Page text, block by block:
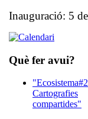
Inauguració: 5
Què fer avui?
Cartografies
compartides"